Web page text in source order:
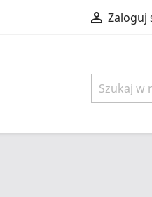
 Zaloguj